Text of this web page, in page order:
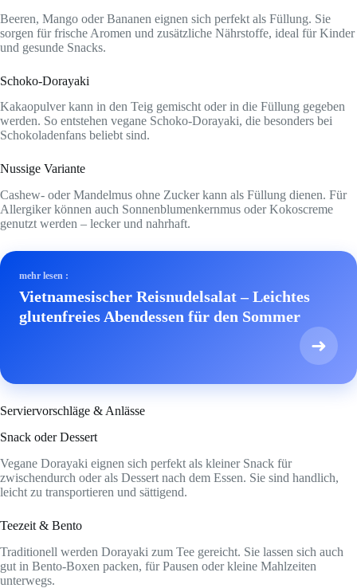
Beeren, Mango oder Bananen eignen sich perfekt als Füllung. Sie
sorgen für frische Aromen und zusätzliche Nährstoffe, ideal für Kinder
und gesunde Snacks.
Schoko-Dorayaki
Kakaopulver kann in den Teig gemischt oder in die Füllung gegeben
werden. So entstehen vegane Schoko-Dorayaki, die besonders bei
Schokoladenfans beliebt sind.
Nussige Variante
Cashew- oder Mandelmus ohne Zucker kann als Füllung dienen. Für
Allergiker können auch Sonnenblumenkernmus oder Kokoscreme
genutzt werden – lecker und nahrhaft.
mehr lesen :
Vietnamesischer Reisnudelsalat – Leichtes
glutenfreies Abendessen für den Sommer
➜
Serviervorschläge & Anlässe
Snack oder Dessert
Vegane Dorayaki eignen sich perfekt als kleiner Snack für
zwischendurch oder als Dessert nach dem Essen. Sie sind handlich,
leicht zu transportieren und sättigend.
Teezeit & Bento
Traditionell werden Dorayaki zum Tee gereicht. Sie lassen sich auch
gut in Bento-Boxen packen, für Pausen oder kleine Mahlzeiten
unterwegs.